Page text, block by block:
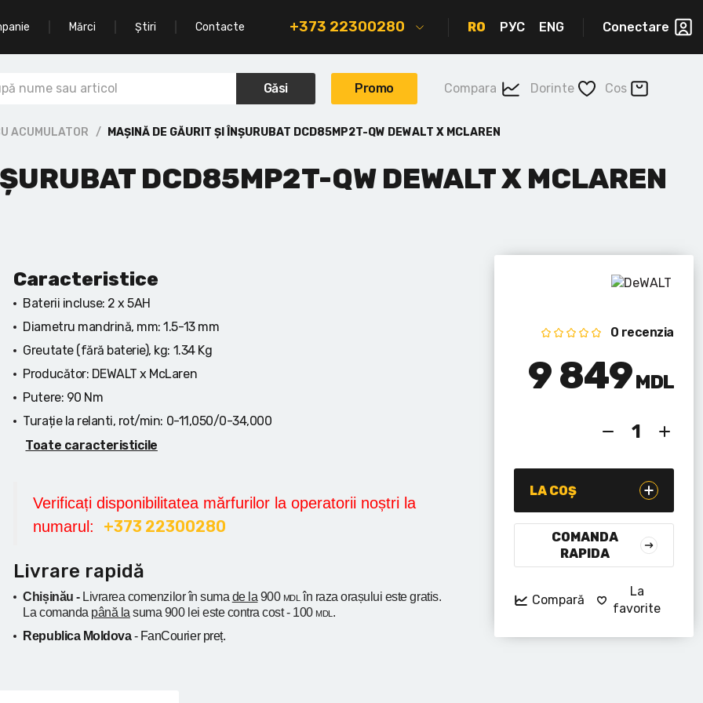
Mărci Știri Contacte +373 22300280 RO РУС ENG Conectare
Găsi Promo Compara Dorinte Cos
ACUMULATOR MAȘINĂ DE GĂURIT ȘI ÎNȘURUBAT DCD85MP2T-QW DEWALT X MCLAREN
DCD85MP2T-QW DEWALT X MCLAREN
Caracteristice
Baterii incluse: 2 x 5AH
Diametru mandrină, mm: 1.5-13 mm
Greutate (fără baterie), kg: 1.34 Kg
Producător: DEWALT x McLaren
Putere: 90 Nm
Turație la relanti, rot/min: 0-11,050/0-34,000
Toate caracteristicile
Verificați disponibilitatea mărfurilor la operatorii noștri la
numarul: +373 22300280
Livrare rapidă
Chișinău - Livrarea comenzilor în suma de la 900 MDL în raza orașului este gratis.
La comanda până la suma 900 lei este contra cost - 100 MDL .
Republica Moldova- FanCourier preț.
0 recenzia
9 849MDL
LA COȘ
COMANDA
RAPIDA
Compară
La
favorite